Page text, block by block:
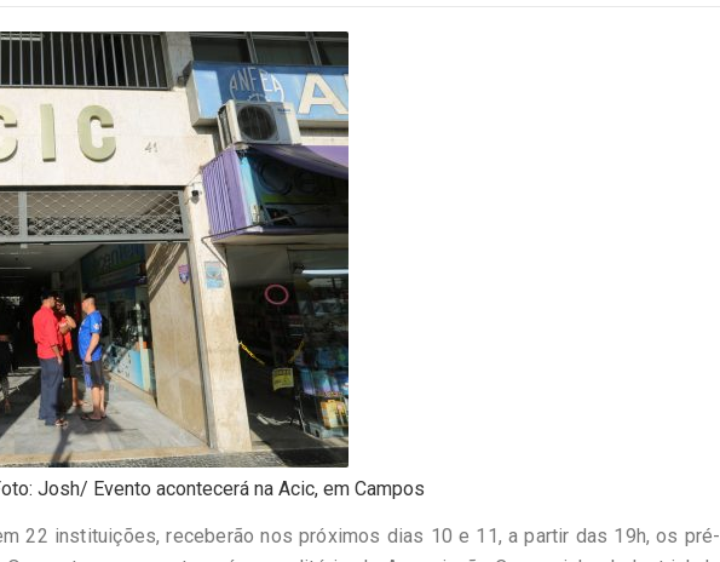
Josh/ Evento acontecerá na Acic, em Campos
22 instituições, receberão nos próximos dias 10 e 11, a partir das 19h, os pré-